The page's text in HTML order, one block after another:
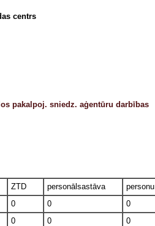
centrs
pakalpoj. sniedz. aģentūru darbības
ZTD personālsastāva personu
0 0
0
0 0
0